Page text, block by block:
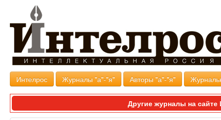
Интелрос Журналы "а"-"я" Авторы "а"-"я"
Другие журналы на